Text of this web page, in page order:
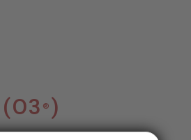
® )